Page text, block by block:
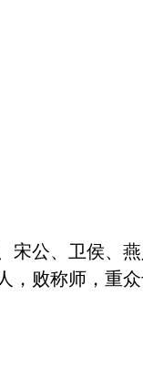
公、卫侯、
败称师，重众